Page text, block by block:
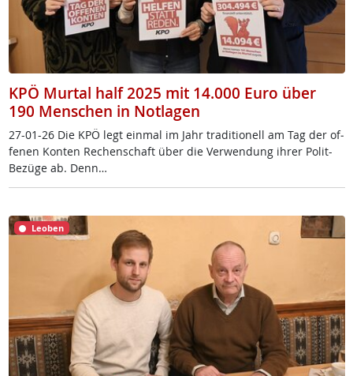
KPÖ Murtal half 2025 mit 14.000 Euro über
190 Menschen in Notlagen
27-01-26 Die KPÖ legt ein­mal im Jahr tra­di­tio­nell am Tag der of­
fe­nen Kon­ten Re­chen­schaft über die Ver­wen­dung ih­rer Po­lit-
Be­zü­ge ab. Denn…
Leoben